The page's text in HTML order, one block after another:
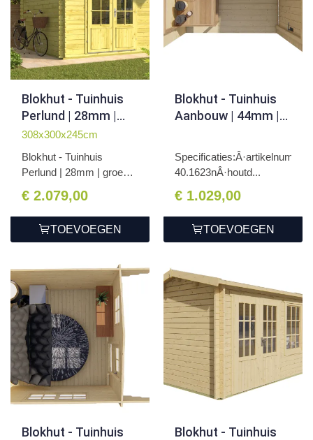
Blokhut - Tuinhuis
Perlund | 28mm |
groen
308x300x245cm
Blokhut - Tuinhuis
Perlund | 28mm | groen
€ 2.079,00
TOEVOEGEN
Blokhut - Tuinhuis
Aanbouw | 44mm |
Specificaties:Â·artikelnummer
40.1623nÂ·houtd...
€ 1.029,00
TOEVOEGEN
Blokhut - Tuinhuis
Blokhut - Tuinhuis